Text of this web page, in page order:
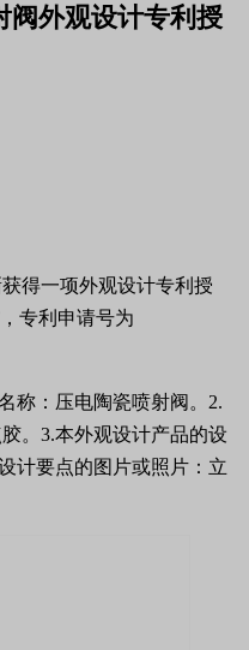
阀外观设计专利授
得一项外观设计专利授
专利申请号为
称：压电陶瓷喷射阀。2.
。3.本外观设计产品的设
计要点的图片或照片：立